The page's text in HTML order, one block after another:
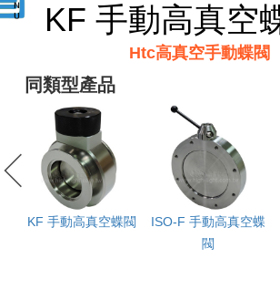
KF 手動高真空
Htc高真空手動蝶閥
同類型產品
KF 手動高真空蝶閥
ISO-F 手動高真空蝶
閥